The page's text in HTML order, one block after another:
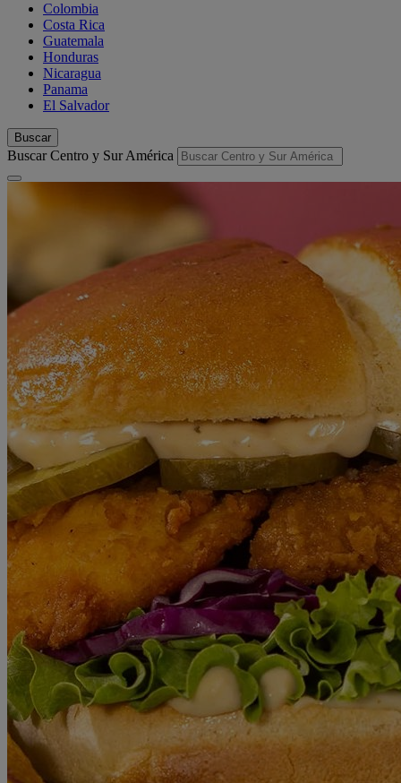
Colombia
Costa Rica
Guatemala
Honduras
Nicaragua
Panama
El Salvador
Buscar
Buscar Centro y Sur América